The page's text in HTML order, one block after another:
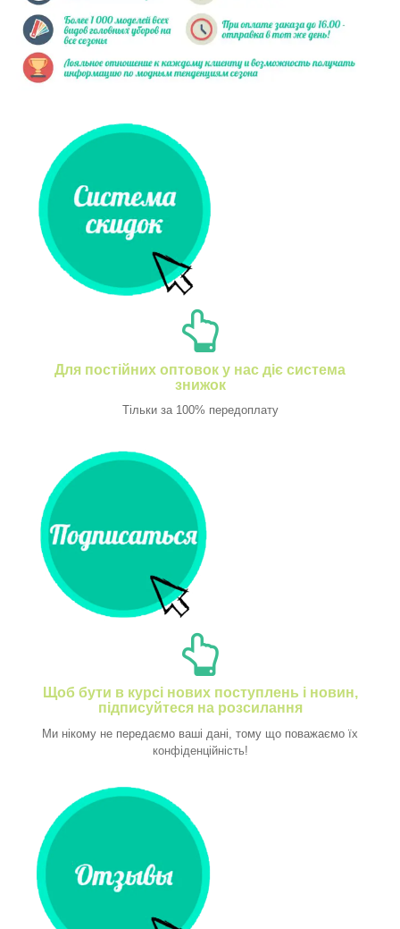
Для постійних оптовок у нас діє система
знижок
Тільки за 100% передоплату
Щоб бути в курсі нових поступлень і новин,
підписуйтеся на розсилання
Ми нікому не передаємо ваші дані, тому що поважаємо їх
конфіденційність!